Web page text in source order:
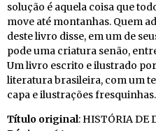
solução é aquela coisa que
move até montanhas. Quem
deste livro disse, em um de
pode uma criatura senão,
Um livro escrito e ilustrado
literatura brasileira, com um
capa e ilustrações fresquinhas.
Título original: HISTÓRIA DE